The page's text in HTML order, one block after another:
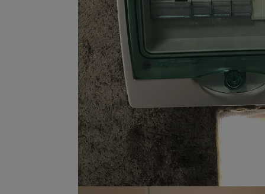
Remplacement